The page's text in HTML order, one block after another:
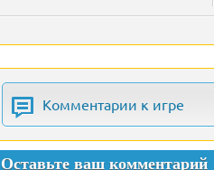
Комментарии к игре
Оставьте ваш комментарий